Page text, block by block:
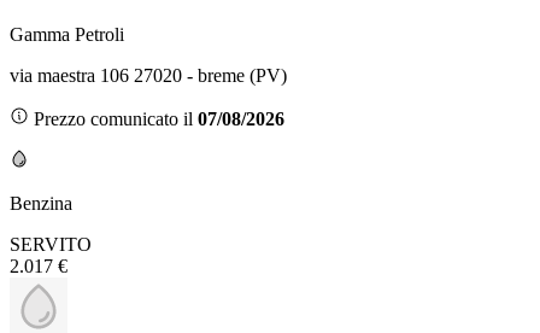
Gamma Petroli
via maestra 106 27020 - breme (PV)
Prezzo comunicato il 07/08/2026
Benzina
SERVITO
2.017 €